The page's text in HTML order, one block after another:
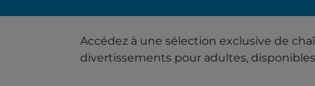
Le tarif
Accédez à une sélection exclusive de
divertissements pour adultes,